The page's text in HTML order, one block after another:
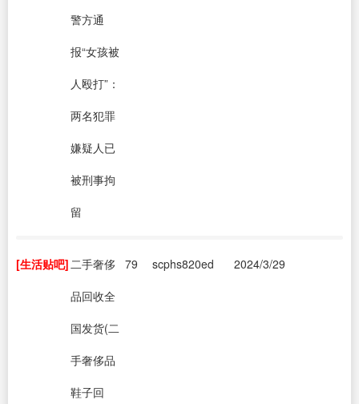
警方通
报“女孩被
人殴打”：
两名犯罪
嫌疑人已
被刑事拘
留
[生活贴吧] 二手奢侈
品回收全
国发货(二
手奢侈品
鞋子回
79 scphs820ed 2024/3/29